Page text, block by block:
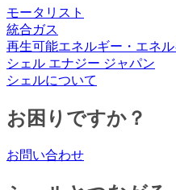
モータリスト
統合ガス
再生可能エネルギー・エネ
シェル エナジー ジャパン
シェルについて
お困りですか？
お問い合わせ